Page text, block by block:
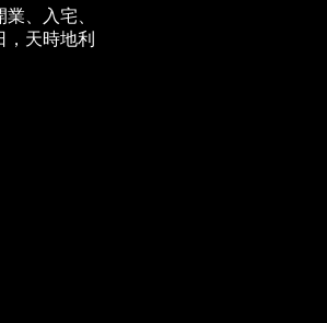
、入宅、
，天時地利